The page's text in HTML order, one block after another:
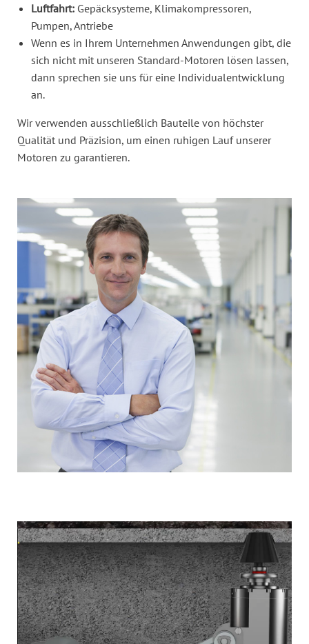
Luftfahrt: Gepäcksysteme, Klimakompressoren,
Pumpen, Antriebe
Wenn es in Ihrem Unternehmen Anwendungen gibt, die
sich nicht mit unseren Standard-Motoren lösen lassen,
dann sprechen sie uns für eine Individualentwicklung
an.
Wir verwenden ausschließlich Bauteile von höchster
Qualität und Präzision, um einen ruhigen Lauf unserer
Motoren zu garantieren.